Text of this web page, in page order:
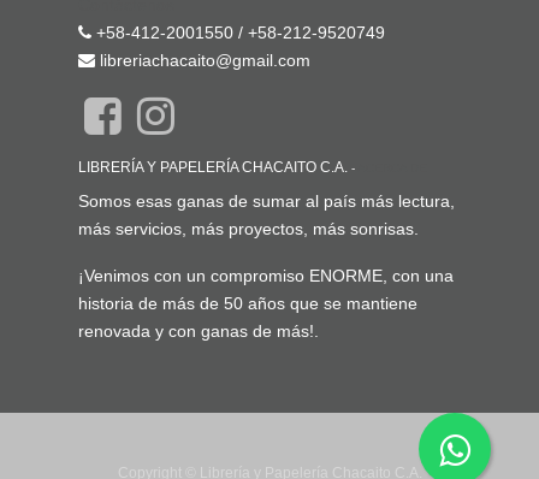
+58-412-2001550 / +58-212-9520749
libreriachacaito@gmail.com
LIBRERÍA Y PAPELERÍA CHACAITO C.A. -
Somos esas ganas de sumar al país más lectura,
más servicios, más proyectos, más sonrisas.
¡Venimos con un compromiso ENORME, con una
historia de más de 50 años que se mantiene
renovada y con ganas de más!.
Copyright © Librería y Papelería Chacaito C.A.